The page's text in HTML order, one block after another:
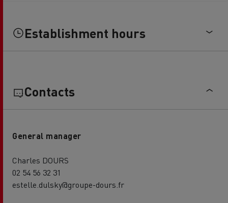
Establishment hours
Contacts
General manager
Charles DOURS
02 54 56 32 31
estelle.dulsky@groupe-dours.fr